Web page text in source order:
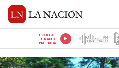
ESCUCHÁ
TU RADIO
PREFERIDA